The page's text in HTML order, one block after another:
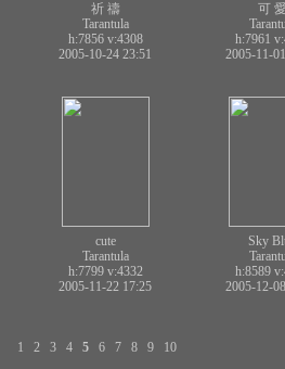
祈 禱
Tarantula
h:7856 v:4308
2005-10-24 23:51
可 愛
h:7961
2005-11-
cute
Tarantula
h:7799 v:4332
2005-11-22 17:25
Sky
h:8589
2005-12-
1 2 3 4 5 6 7 8 9 10